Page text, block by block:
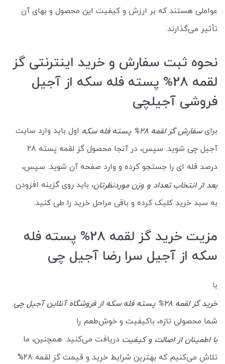
عواملی هستند که بر ارزش و کیفیت این محصول و بهای آن
تأثیر می‌گذارند.
نحوه ثبت سفارش و خرید اینترنتی گز
لقمه 28% پسته فله سکه از آجیل
فروشی آجیلچی
برایسفارش گز لقمه 28% پسته فله سکه
اول باید وارد سایت
آجیل چی شوید. سپس، در آنجا محصول گز لقمه پسته 28
درصد فله ای را جستجو کرده و وارد صفحه آن شوید. سپس،
بعد از انتخاب تعداد و وزن موردنظرتان، باید روی گزینه افزودن
به سبد خرید کلیک کرده و باقی مراحل خرید را طی کنید.
مزیت خرید گز لقمه 28% پسته فله
سکه از آجیل سرا رضا آجیل چی
با
خرید گز لقمه 28% پسته فله سکه از فروشگاه آنلاین آجیل چی
شما محصولی تازه، باکیفیت و خوش‌طعم را
با اطمینان از اصالت و کیفیت دریافت می‌کنید. همچنین، ما
تلاش می‌کنیم که بهترین شرایط خرید و قیمت گز لقمه 28%